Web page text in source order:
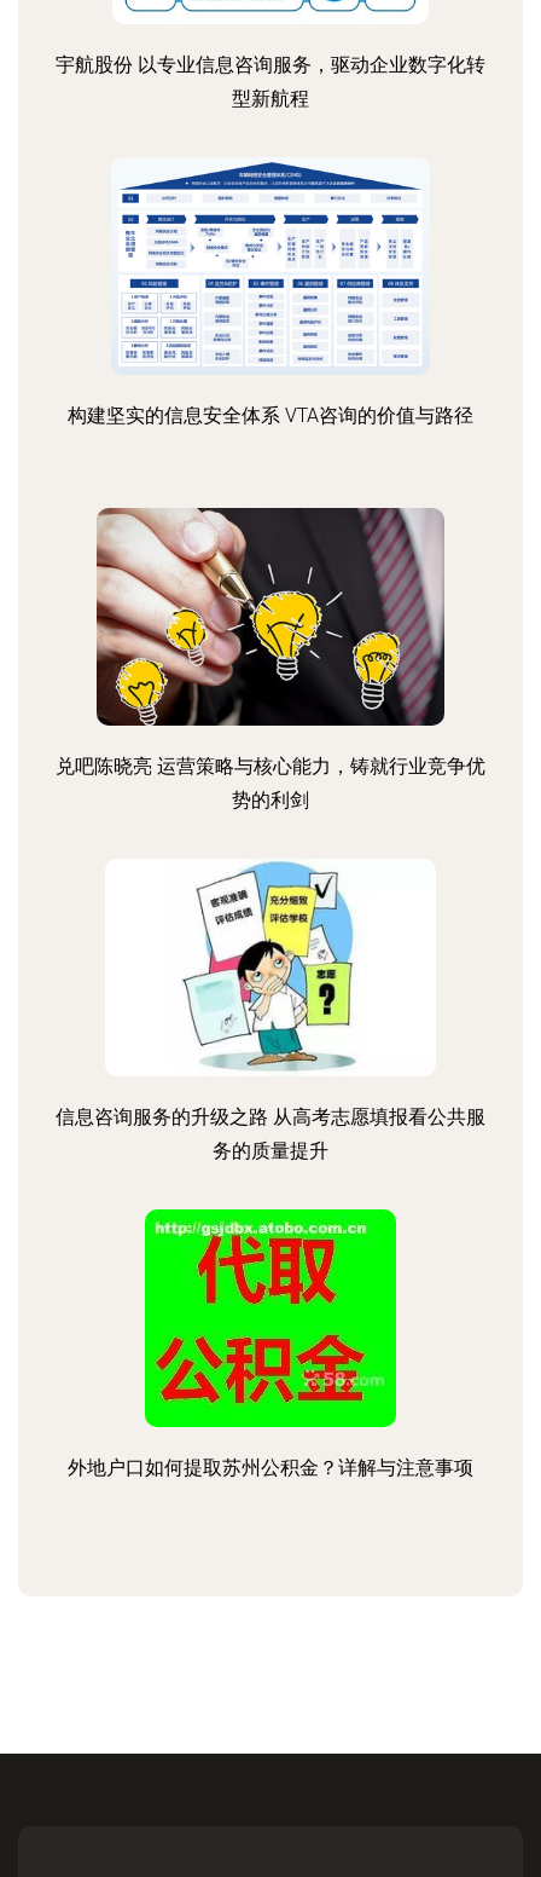
宇航股份 以专业信息咨询服务，驱动企业数字化转
型新航程
构建坚实的信息安全体系 VTA咨询的价值与路径
兑吧陈晓亮 运营策略与核心能力，铸就行业竞争优
势的利剑
信息咨询服务的升级之路 从高考志愿填报看公共服
务的质量提升
外地户口如何提取苏州公积金？详解与注意事项